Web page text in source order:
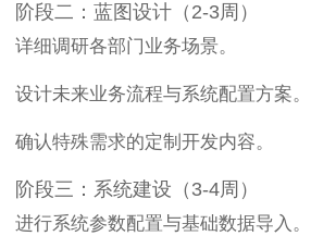
阶段二：蓝图设计（2-3周）
详细调研各部门业务场景。
设计未来业务流程与系统配置方案。
确认特殊需求的定制开发内容。
阶段三：系统建设（3-4周）
进行系统参数配置与基础数据导入。